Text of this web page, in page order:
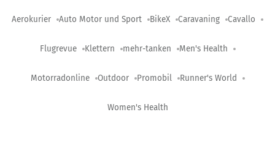
Aerokurier Auto Motor und Sport BikeX Caravaning Cavallo
Flugrevue Klettern mehr-tanken Men's Health
Motorradonline Outdoor Promobil Runner's World
Women's Health